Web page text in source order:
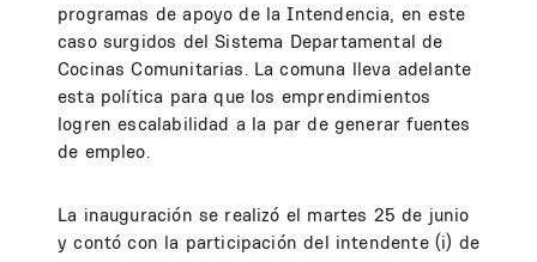
programas de apoyo de la Intendencia, en este
caso surgidos del Sistema Departamental de
Cocinas Comunitarias. La comuna lleva adelante
esta política para que los emprendimientos
logren escalabilidad a la par de generar fuentes
de empleo.
La inauguración se realizó el martes 25 de junio
y contó con la participación del intendente (i) de